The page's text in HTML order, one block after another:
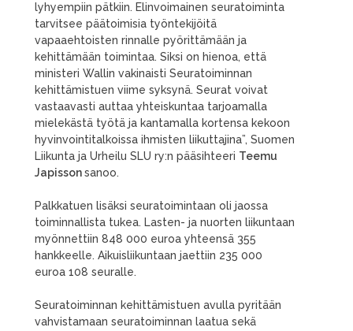
lyhyempiin pätkiin. Elinvoimainen seuratoiminta
tarvitsee päätoimisia työntekijöitä
vapaaehtoisten rinnalle pyörittämään ja
kehittämään toimintaa. Siksi on hienoa, että
ministeri Wallin vakinaisti Seuratoiminnan
kehittämistuen viime syksynä. Seurat voivat
vastaavasti auttaa yhteiskuntaa tarjoamalla
mielekästä työtä ja kantamalla kortensa kekoon
hyvinvointitalkoissa ihmisten liikuttajina”, Suomen
Liikunta ja Urheilu SLU ry:n pääsihteeri Teemu
Japissonsanoo.
Palkkatuen lisäksi seuratoimintaan oli jaossa
toiminnallista tukea. Lasten- ja nuorten liikuntaan
myönnettiin 848 000 euroa yhteensä 355
hankkeelle. Aikuisliikuntaan jaettiin 235 000
euroa 108 seuralle.
Seuratoiminnan kehittämistuen avulla pyritään
vahvistamaan seuratoiminnan laatua sekä